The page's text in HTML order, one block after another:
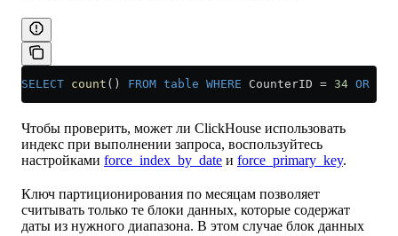
SELECT count () FROM table WHERE CounterID = 34 OR
Чтобы проверить, может ли ClickHouse использовать
индекс при выполнении запроса, воспользуйтесь
настройками force_index_by_date и force_primary_key.
Ключ партиционирования по месяцам позволяет
считывать только те блоки данных, которые содержат
даты из нужного диапазона. В этом случае блок данных